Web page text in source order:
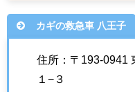
カギの救急車 八王子
住所：〒193-0941
１−３